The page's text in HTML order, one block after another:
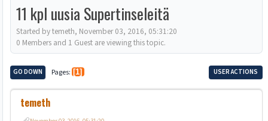
11 kpl uusia Supertinseleitä
Started by temeth, November 03, 2016, 05:31:20
0 Members and 1 Guest are viewing this topic.
GO DOWN Pages 1 USER ACTIONS
temeth